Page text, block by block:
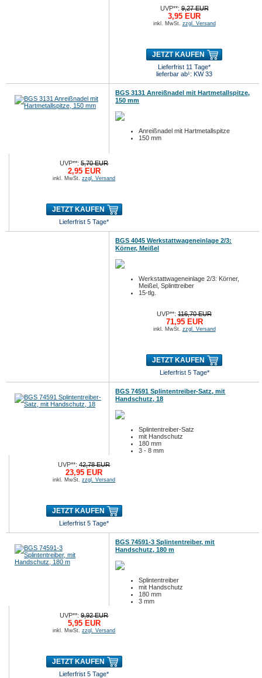
UVP**:9,27 EUR
3,95 EUR
inkl. MwSt. zzgl. Versand
JETZT KAUFEN
Lieferfrist 11 Tage*
lieferbar ab¹: KW 33
BGS 3131 Anreißnadel mit Hartmetallspitze,
150 mm
Anreißnadel mit Hartmetallspitze
150 mm
UVP**:5,70 EUR
2,95 EUR
inkl. MwSt.zzgl. Versand
JETZT KAUFEN
Lieferfrist 5 Tage*
BGS 4045 Werkstattwageneinlage 2/3:
Körner, Meißel
Werkstattwageneinlage 2/3: Körner,
Meißel, Splinttreiber
15-tlg.
UVP**:116,70 EUR
71,95 EUR
inkl. MwSt. zzgl. Versand
JETZT KAUFEN
Lieferfrist 5 Tage*
BGS 74591 Splintentreiber-Satz, mit
Handschutz, 18
Splintentreiber-Satz
mit Handschutz
180 mm
3 - 8 mm
UVP**:42,78 EUR
23,95 EUR
inkl. MwSt.zzgl. Versand
JETZT KAUFEN
Lieferfrist 5 Tage*
BGS 74591-3 Splintentreiber, mit
Handschutz, 180 m
Splintentreiber
mit Handschutz
180 mm
3 mm
UVP**:9,92 EUR
5,95 EUR
inkl. MwSt.zzgl. Versand
JETZT KAUFEN
Lieferfrist 5 Tage*